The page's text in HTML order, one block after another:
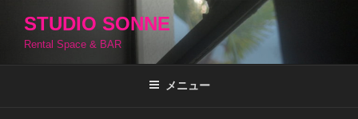
ン
STUDIO SONNE
Rental Space & BAR
メニュー